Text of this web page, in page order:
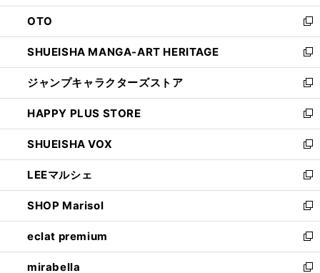
ウ
で
開
く
ン
ド
ウ
で
開
く
OTO
新
し
い
ウ
ィ
ン
ド
ウ
で
開
く
SHUEISHA MANGA-ART HERITAGE
新
し
い
ウ
ィ
ン
ド
ウ
で
開
く
ジャンプキャラクターズストア
新
し
い
ウ
ィ
ン
ド
ウ
で
開
く
HAPPY PLUS STORE
新
し
い
ウ
ィ
ン
ド
ウ
で
開
く
SHUEISHA VOX
新
し
い
ウ
ィ
ン
ド
ウ
で
LEEマルシェ
新
し
い
ウ
ィ
ン
ド
SHOP Marisol
新
し
い
ウ
ィ
eclat premium
新
し
い
mirabella
新